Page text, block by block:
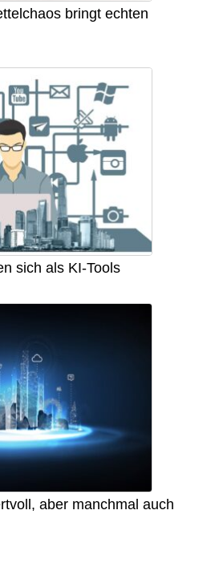
bringt echten
sich als KI-Tools
aber manchmal auch